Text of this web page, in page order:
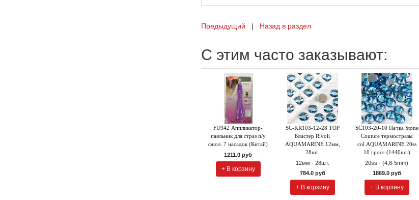
Предыдущий | Назад в раздел
С этим часто заказывают:
FU942 Аппликатор-
паяльник для страз п/у
фиол. 7 насадок (Китай)
1211.0 руб
+ В корзину
SC-KR103-12-28 TOP
Блистер Rivoli
AQUAMARINE 12мм,
28шт.
12мм - 28шт.
784.0 руб
+ В корзину
SC103-20-10 Пачка Stone
Couture термостразы
col.AQUAMARINE 20ss
10 гросс (1440шт.)
20ss - (4,8-5mm)
1869.0 руб
+ В корзину